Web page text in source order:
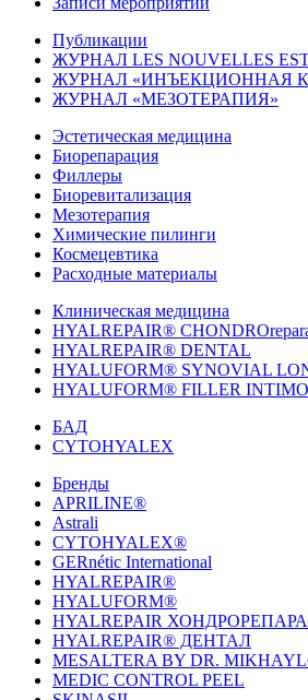
Публикации
ЖУРНАЛ LES NOUVELLES
ЖУРНАЛ «ИНЪЕКЦИОННАЯ
ЖУРНАЛ «МЕЗОТЕРАПИЯ»
Эстетическая медицина
Биорепарация
Филлеры
Биоревитализация
Мезотерапия
Химические пилинги
Космецевтика
Расходные материалы
Клиническая медицина
HYALREPAIR®
HYALREPAIR® DENTAL
HYALUFORM® SYNOVIAL
HYALUFORM® FILLER INTIMO
БАД
CYTOHYALEX
Бренды
APRILINE®
Astrali
CYTOHYALEX®
GERnétic International
HYALREPAIR®
HYALUFORM®
HYALREPAIR
HYALREPAIR® ДЕНТАЛ
MESALTERA BY DR.
MEDIC CONTROL PEEL